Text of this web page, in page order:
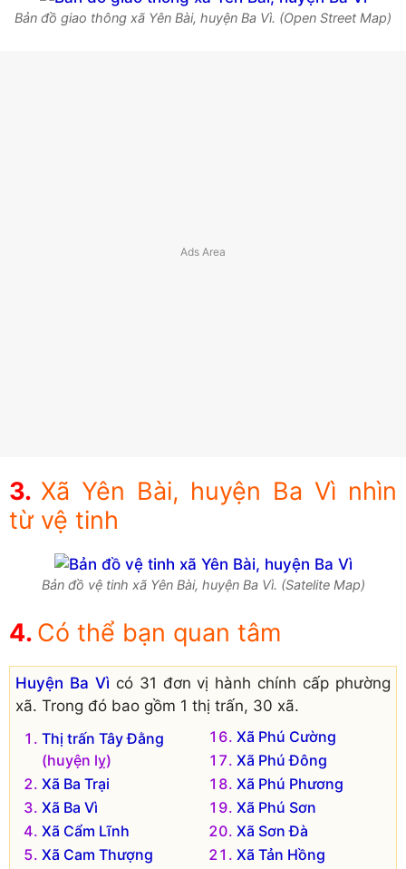
Bản đồ giao thông xã Yên Bài, huyện Ba Vì. (Open Street Map)
Xã Yên Bài, huyện Ba Vì nhìn
từ vệ tinh
Bản đồ vệ tinh xã Yên Bài, huyện Ba Vì. (Satelite Map)
Có thể bạn quan tâm
Huyện Ba Vì có 31 đơn vị hành chính cấp phường
xã. Trong đó bao gồm 1 thị trấn, 30 xã.
Thị trấn Tây Đằng
(huyện lỵ)
Xã Ba Trại
Xã Ba Vì
Xã Cẩm Lĩnh
Xã Cam Thượng
Xã Phú Cường
Xã Phú Đông
Xã Phú Phương
Xã Phú Sơn
Xã Sơn Đà
Xã Tản Hồng